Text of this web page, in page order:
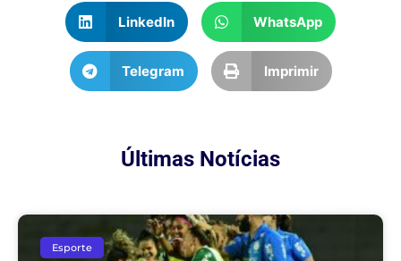
LinkedIn WhatsApp
Telegram Imprimir
Últimas Notícias
Esporte